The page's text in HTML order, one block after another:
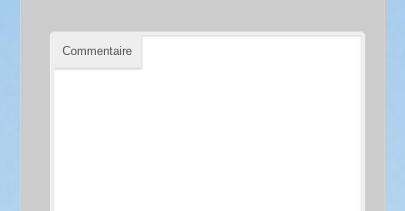
Commentaire